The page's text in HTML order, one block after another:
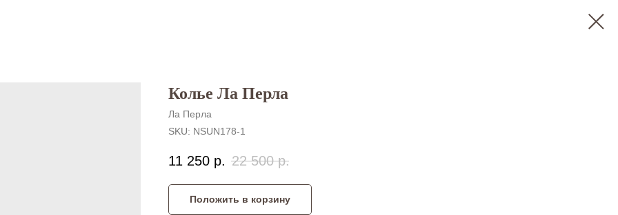
Колье Ла Перла
Ла Перла
SKU: NSUN178-1
11 250 р. 22 500 р.
Положить в корзину